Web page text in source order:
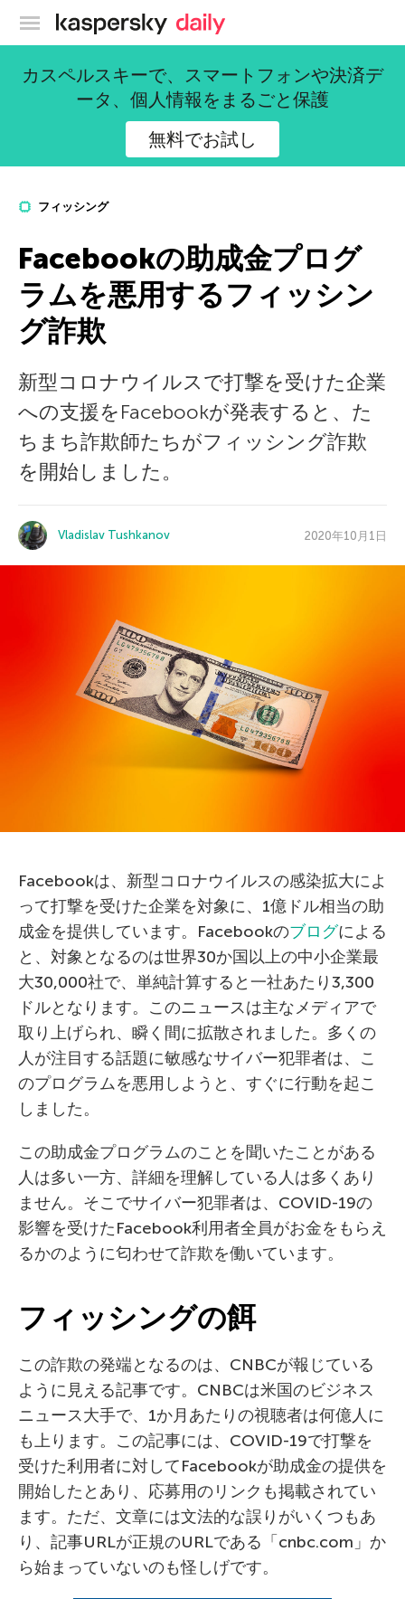
カスペルスキー公式ブログ
カスペルスキーで、スマートフォンや決済デ
ータ、個人情報をまるごと保護
無料でお試し
フィッシング
Facebookの助成金プログ
ラムを悪用するフィッシン
グ詐欺
新型コロナウイルスで打撃を受けた企業
への支援をFacebookが発表すると、た
ちまち詐欺師たちがフィッシング詐欺
を開始しました。
Vladislav Tushkanov 2020年10月1日
Facebookは、新型コロナウイルスの感染拡大によ
って打撃を受けた企業を対象に、1億ドル相当の助
成金を提供しています。Facebookのブログによる
と、対象となるのは世界30か国以上の中小企業最
大30,000社で、単純計算すると一社あたり3,300
ドルとなります。このニュースは主なメディアで
取り上げられ、瞬く間に拡散されました。多くの
人が注目する話題に敏感なサイバー犯罪者は、こ
のプログラムを悪用しようと、すぐに行動を起こ
しました。
この助成金プログラムのことを聞いたことがある
人は多い一方、詳細を理解している人は多くあり
ません。そこでサイバー犯罪者は、COVID-19の
影響を受けたFacebook利用者全員がお金をもらえ
るかのように匂わせて詐欺を働いています。
フィッシングの餌
この詐欺の発端となるのは、CNBCが報じている
ように見える記事です。CNBCは米国のビジネス
ニュース大手で、1か月あたりの視聴者は何億人に
も上ります。この記事には、COVID-19で打撃を
受けた利用者に対してFacebookが助成金の提供を
開始したとあり、応募用のリンクも掲載されてい
ます。ただ、文章には文法的な誤りがいくつもあ
り、記事URLが正規のURLである「cnbc.com」か
ら始まっていないのも怪しげです。